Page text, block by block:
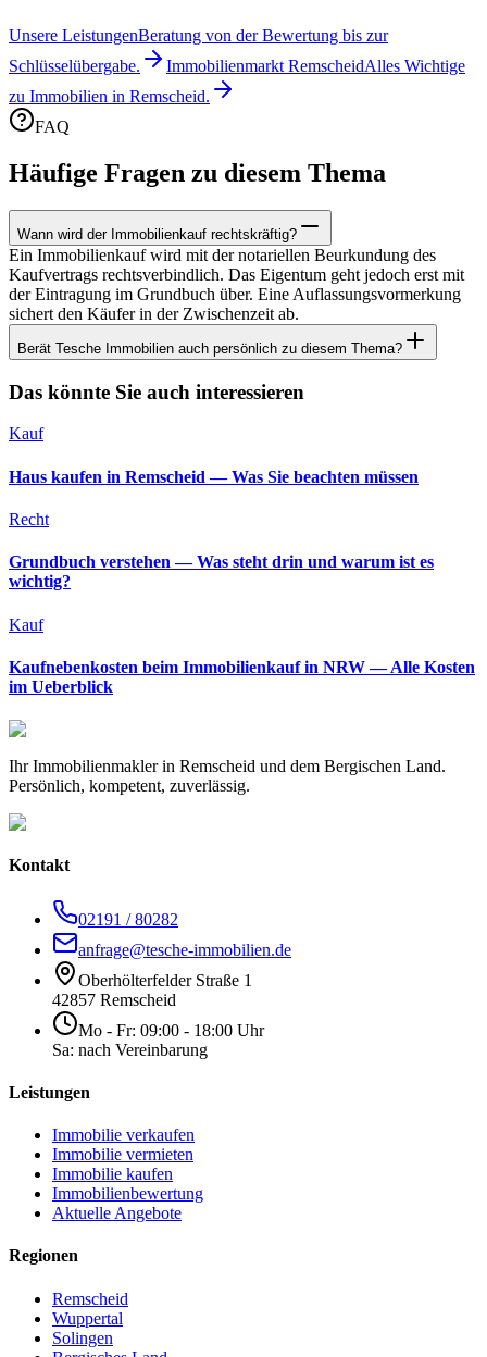
Unsere LeistungenBeratung von der Bewertung bis zur
Schlüsselübergabe.
Immobilienmarkt RemscheidAlles Wichtige
zu Immobilien in Remscheid.
FAQ
Häufige Fragen zu diesem Thema
Wann wird der Immobilienkauf rechtskräftig?
Ein Immobilienkauf wird mit der notariellen Beurkundung des
Kaufvertrags rechtsverbindlich. Das Eigentum geht jedoch erst mit
der Eintragung im Grundbuch über. Eine Auflassungsvormerkung
sichert den Käufer in der Zwischenzeit ab.
Berät Tesche Immobilien auch persönlich zu diesem Thema?
Das könnte Sie auch interessieren
Kauf
Haus kaufen in Remscheid — Was Sie beachten müssen
Recht
Grundbuch verstehen — Was steht drin und warum ist es
wichtig?
Kauf
Kaufnebenkosten beim Immobilienkauf in NRW — Alle Kosten
im Ueberblick
Ihr Immobilienmakler in Remscheid und dem Bergischen Land.
Persönlich, kompetent, zuverlässig.
Kontakt
02191 / 80282
anfrage@tesche-immobilien.de
Oberhölterfelder Straße 1
42857 Remscheid
Mo - Fr: 09:00 - 18:00 Uhr
Sa: nach Vereinbarung
Leistungen
Immobilie verkaufen
Immobilie vermieten
Immobilie kaufen
Immobilienbewertung
Aktuelle Angebote
Regionen
Remscheid
Wuppertal
Solingen